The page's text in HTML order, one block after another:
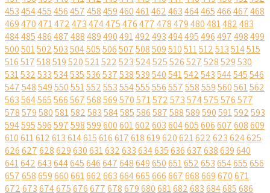
453454455456457458459460461462463464465466467468
469470471472473474475476477478479480481482483
484485486487488489490491492493494495496497498499
500501502503504505506507508509510511512513514515
516517518519520521522523524525526527528529530
531532533534535536537538539540541542543544545546
547548549550551552553554555556557558559560561562
563564565566567568569570571572573574575576577
578579580581582583584585586587588589590591592593
594595596597598599600601602603604605606607608609
610611612613614615616617618619620621622623624625
626627628629630631632633634635636637638639640
641642643644645646647648649650651652653654655656
657658659660661662663664665666667668669670671
672673674675676677678679680681682683684685686